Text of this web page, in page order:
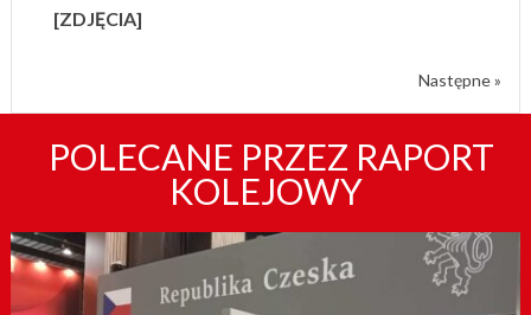
[ZDJĘCIA]
Następne »
POLECANE PRZEZ RAPORT
KOLEJOWY